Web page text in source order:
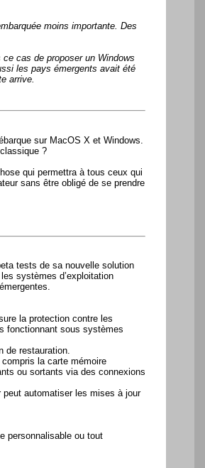
moins importante. Des
cas de proposer un Windows
les pays émergents avait été
arrive.
sur MacOS X et Windows.
?
qui permettra à tous ceux qui
sans être obligé de se prendre
tests de sa nouvelle solution
systèmes d’exploitation
la protection contre les
fonctionnant sous systèmes
de restauration.
la carte mémoire
ou sortants via des connexions
automatiser les mises à jour
personnalisable ou tout